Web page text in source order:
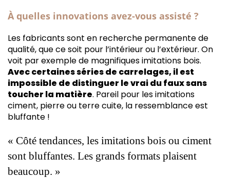
À quelles innovations avez-vous assisté ?
Les fabricants sont en recherche permanente de
qualité, que ce soit pour l’intérieur ou l’extérieur. On
voit par exemple de magnifiques imitations bois.
Avec certaines séries de carrelages, il est
impossible de distinguer le vrai du faux sans
toucher la matière. Pareil pour les imitations
ciment, pierre ou terre cuite, la ressemblance est
bluffante !
« Côté tendances, les imitations bois ou ciment
sont bluffantes. Les grands formats plaisent
beaucoup. »